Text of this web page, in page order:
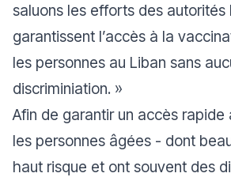
saluons les efforts des autorités
garantissent l’accès à la
les personnes au Liban sans
discriminiation. »
Afin de garantir un accès rapide
les personnes âgées - dont
haut risque et ont souvent des